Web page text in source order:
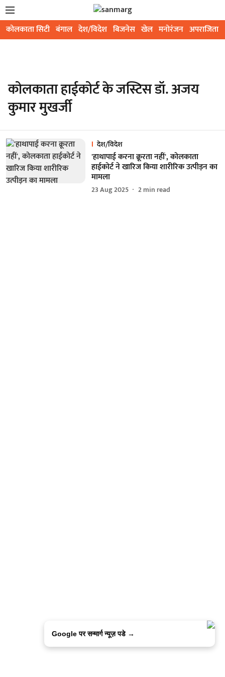
कोलकाता सिटी बंगाल देश/विदेश बिजनेस खेल मनोरंजन अपराजिता
कोलकाता हाईकोर्ट के जस्टिस डॉ. अजय
कुमार मुखर्जी
देश/विदेश
'हाथापाई करना क्रूरता नहीं', कोलकाता
हाईकोर्ट ने खारिज किया शारीरिक उत्पीड़न का
मामला
23 Aug 2025 2min read
Google पर सन्मार्ग न्यूज़ पडे →